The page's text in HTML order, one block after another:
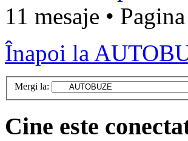
11 mesaje • Pagina
Înapoi la
Mergi la:
Cine este